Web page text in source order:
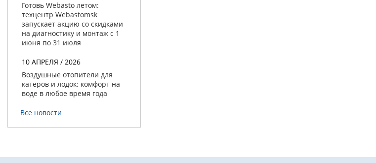
Готовь Webasto летом:
техцентр Webastomsk
запускает акцию со скидками
на диагностику и монтаж с 1
июня по 31 июля
10 АПРЕЛЯ / 2026
Воздушные отопители для
катеров и лодок: комфорт на
воде в любое время года
Все новости